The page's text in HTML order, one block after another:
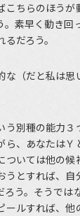
こちらのほうが
素早く動き回
だろう。
（だと私は思
別種の能力３
ら、あなたはＹ
ついては他の候
うとすれば、
ろう。そうでは
ールすれば、